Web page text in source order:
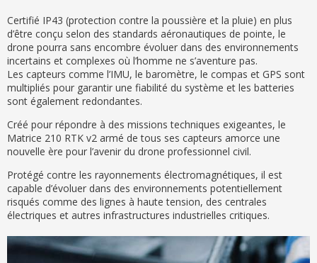
Certifié IP43 (protection contre la poussière et la pluie) en plus
d’être conçu selon des standards aéronautiques de pointe, le
drone pourra sans encombre évoluer dans des environnements
incertains et complexes où l’homme ne s’aventure pas.
Les capteurs comme l’IMU, le baromètre, le compas et GPS sont
multipliés pour garantir une fiabilité du système et les batteries
sont également redondantes.
Créé pour répondre à des missions techniques exigeantes, le
Matrice 210 RTK v2 armé de tous ses capteurs amorce une
nouvelle ère pour l’avenir du drone professionnel civil.
Protégé contre les rayonnements électromagnétiques, il est
capable d’évoluer dans des environnements potentiellement
risqués comme des lignes à haute tension, des centrales
électriques et autres infrastructures industrielles critiques.